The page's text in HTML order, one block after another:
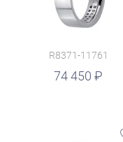
R8371-11761
74 450
руб.